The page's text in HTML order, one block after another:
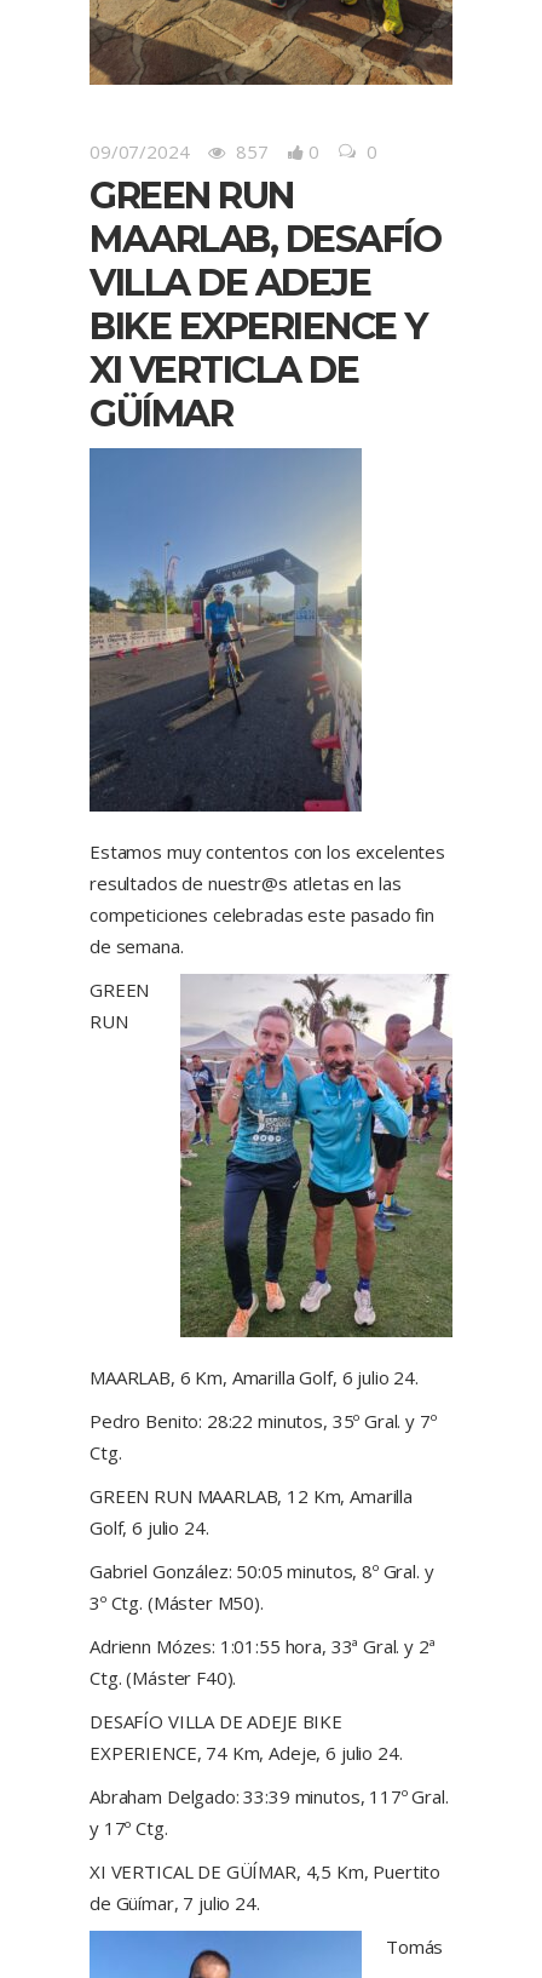
09/07/2024 857 0 0
GREEN RUN
MAARLAB, DESAFÍO
VILLA DE ADEJE
BIKE EXPERIENCE Y
XI VERTICLA DE
GÜÍMAR
Estamos muy contentos con los excelentes
resultados de nuestr@s atletas en las
competiciones celebradas este pasado fin
de semana.
GREEN
RUN
MAARLAB, 6 Km, Amarilla Golf, 6 julio 24.
Pedro Benito: 28:22 minutos, 35º Gral. y 7º
Ctg.
GREEN RUN MAARLAB, 12 Km, Amarilla
Golf, 6 julio 24.
Gabriel González: 50:05 minutos, 8º Gral. y
3º Ctg. (Máster M50).
Adrienn Mózes: 1:01:55 hora, 33ª Gral. y 2ª
Ctg. (Máster F40).
DESAFÍO VILLA DE ADEJE BIKE
EXPERIENCE, 74 Km, Adeje, 6 julio 24.
Abraham Delgado: 33:39 minutos, 117º Gral.
y 17º Ctg.
XI VERTICAL DE GÜÍMAR, 4,5 Km, Puertito
de Güímar, 7 julio 24.
Tomás